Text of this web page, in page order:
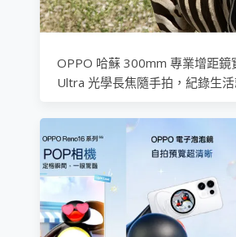
OPPO 哈蘇 300mm 專業增距鏡
Ultra 光學長焦隨手拍，紀錄生